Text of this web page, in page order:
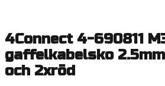
4Connect 4-690811
gaffelkabelsko
och 2xröd